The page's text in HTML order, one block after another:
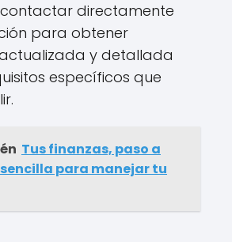
directamente
para obtener
y detallada
específicos que
Tus finanzas, paso a
para manejar tu